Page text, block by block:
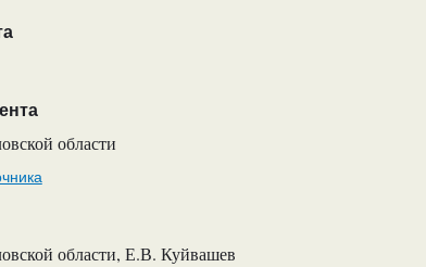
области
области, Е.В. Куйвашев